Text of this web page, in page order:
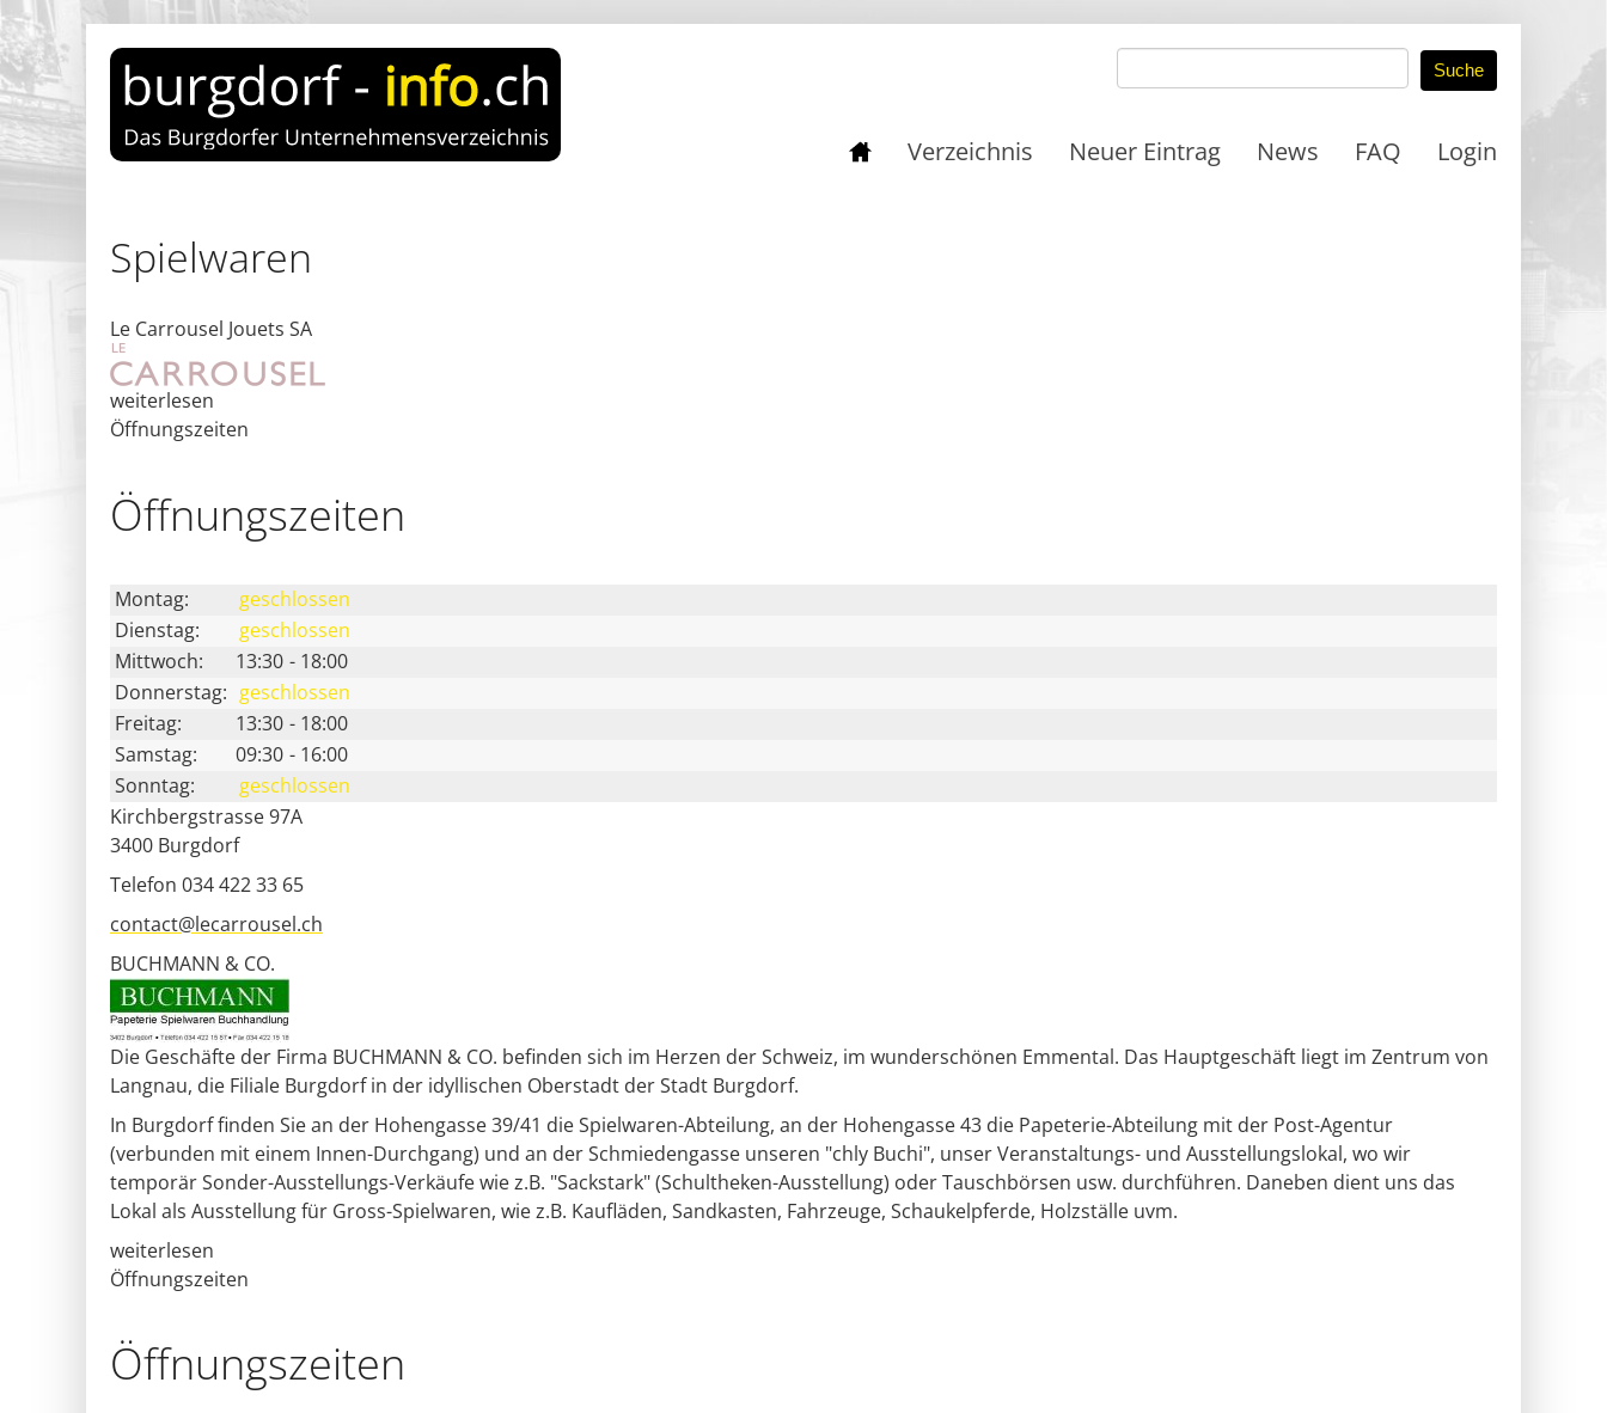
Login
FAQ
News
Neuer Eintrag
Verzeichnis
Spielwaren
Le Carrousel Jouets SA
weiterlesen
Öffnungszeiten
Öffnungs­zeiten
Montag:
geschlossen
Dienstag:
geschlossen
Mittwoch:
13:30 - 18:00
Donnerstag: geschlossen
Freitag:
13:30 - 18:00
Samstag:
09:30 - 16:00
Sonntag:
geschlossen
Kirchbergstrasse 97A
3400 Burgdorf
Telefon 034 422 33 65
contact@lecarrousel.ch
BUCHMANN & CO.
Die Geschäfte der Firma BUCHMANN & CO. befinden sich im Herzen der Schweiz, im wunderschönen Emmental. Das Hauptgeschäft liegt im Zentrum von
Langnau, die Filiale Burgdorf in der idyllischen Oberstadt der Stadt Burgdorf.
In Burgdorf finden Sie an der Hohengasse 39/41 die Spielwaren-Abteilung, an der Hohengasse 43 die Papeterie-Abteilung mit der Post-Agentur
(verbunden mit einem Innen-Durchgang) und an der Schmiedengasse unseren "chly Buchi", unser Veranstaltungs- und Ausstellungslokal, wo wir
temporär Sonder-Ausstellungs-Verkäufe wie z.B. "Sackstark" (Schultheken-Ausstellung) oder Tauschbörsen usw. durchführen. Daneben dient uns das
Lokal als Ausstellung für Gross-Spielwaren, wie z.B. Kaufläden, Sandkasten, Fahrzeuge, Schaukelpferde, Holzställe uvm.
weiterlesen
Öffnungszeiten
Öffnungs­zeiten